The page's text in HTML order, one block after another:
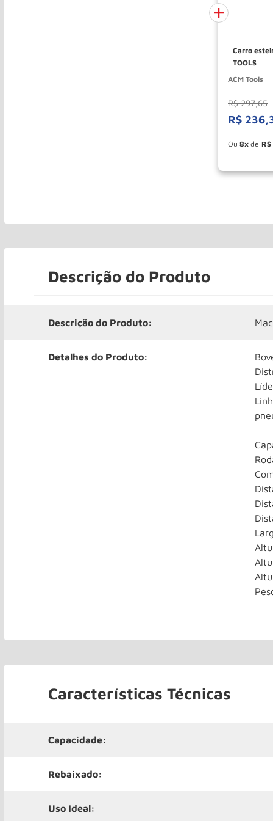
Carro
TOOLS
ACM Tools
R$ 297,65
R$ 236,
Esconder -
8
R$
Descrição do Produto
Descrição do Produto:
Detalhes do Produto:
Características Técnicas
Capacidade:
Rebaixado:
Uso Ideal: